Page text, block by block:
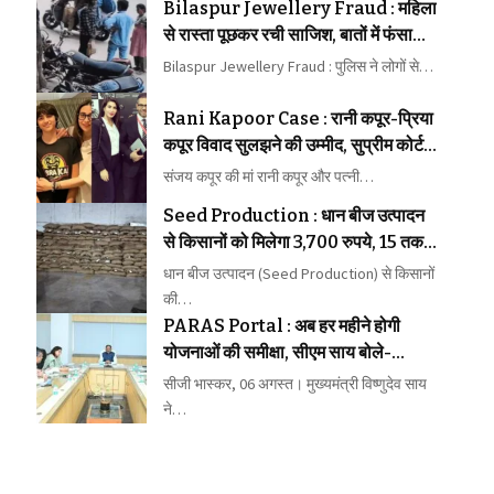
Bilaspur Jewellery Fraud : महिला
से रास्ता पूछकर रची साजिश, बातों में फंसाकर
जेवर लेकर भागे बदमाश
Bilaspur Jewellery Fraud : पुलिस ने लोगों से…
Rani Kapoor Case : रानी कपूर-प्रिया
कपूर विवाद सुलझने की उम्मीद, सुप्रीम कोर्ट ने
मध्यस्थता पर जताया भरोसा
संजय कपूर की मां रानी कपूर और पत्नी…
Seed Production : धान बीज उत्पादन
से किसानों को मिलेगा 3,700 रुपये, 15 तक
कराएं पंजीयन
धान बीज उत्पादन (Seed Production) से किसानों
की…
PARAS Portal : अब हर महीने होगी
योजनाओं की समीक्षा, सीएम साय बोले-
लापरवाही बिल्कुल बर्दाश्त नहीं
सीजी भास्कर, 06 अगस्त। मुख्यमंत्री विष्णुदेव साय
ने…